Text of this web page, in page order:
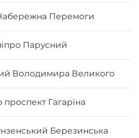
Перемоги
Парусний
Володимира Великого
проспект Гагаріна
Березинська
рис, лосось, сир філадельфія,